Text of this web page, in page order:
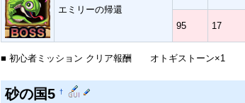
エミリーの帰還
95 17
■ 初心者ミッション クリア報酬 オトギストーン×1
砂の国5 †